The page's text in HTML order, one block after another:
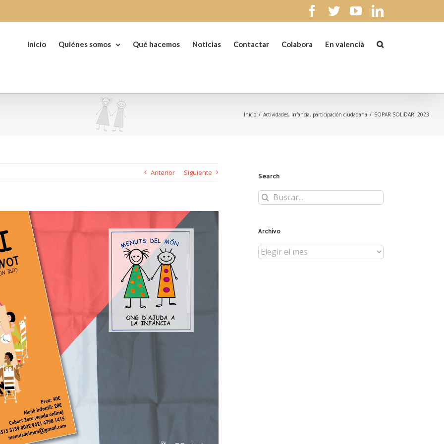
facebook
twitteryoutubelinkedin
Inicio Quiénes somos Qué hacemos Noticias Contactar Colabora En valencià
Inicio / Actividades, Infancia, participación ciudadana / SOPAR SOLIDARI 2023
Anterior Siguiente Search
Buscar:
Archivo
Archivo